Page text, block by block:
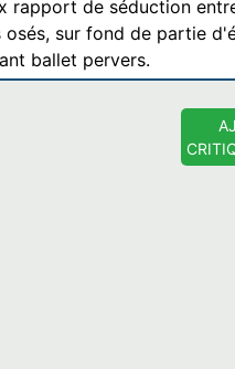
rapport de séduction
sur fond de partie
ballet pervers.